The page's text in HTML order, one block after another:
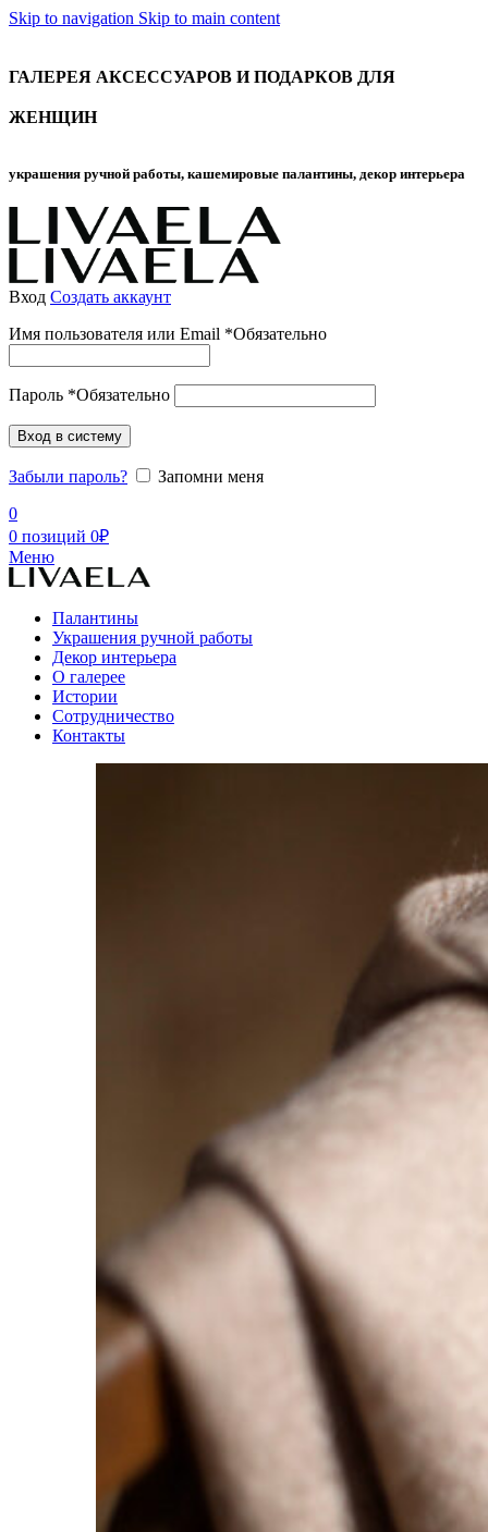
Skip to navigation Skip to main content
ГАЛЕРЕЯ АКСЕССУАРОВ И ПОДАРКОВ ДЛЯ
ЖЕНЩИН
украшения ручной работы, кашемировые палантины, декор интерьера
Вход Создать аккаунт
Имя пользователя или Email *Обязательно
Пароль *Обязательно
Вход в систему
Забыли пароль?
Запомни меня
0
0 позиций 0₽
Меню
Палантины
Украшения ручной работы
Декор интерьера
О галерее
Истории
Сотрудничество
Контакты